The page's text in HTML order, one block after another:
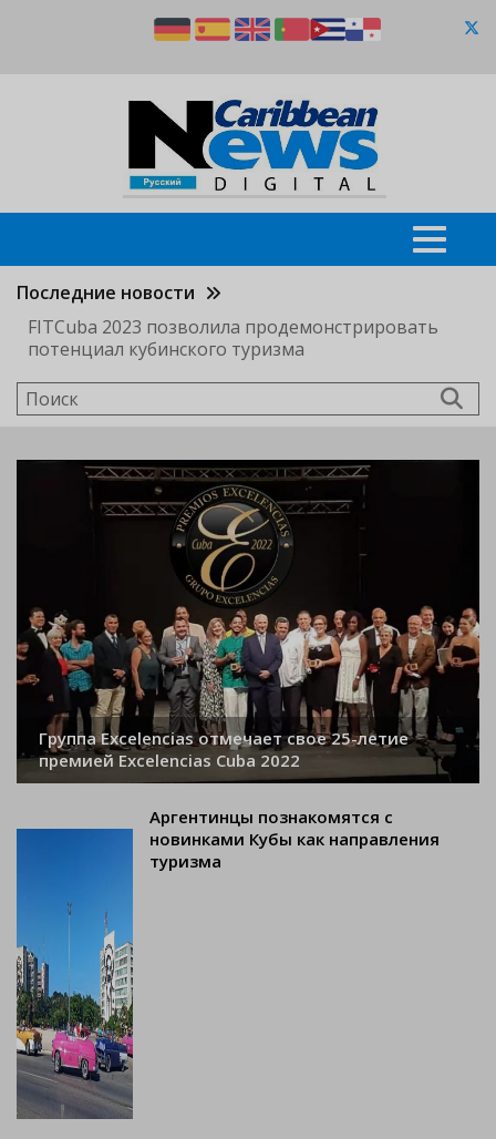
Последние новости
FITCuba 2023 позволила продемонстрировать
потенциал кубинского туризма
Поиск
Группа Excelencias отмечает свое 25-летие
премией Excelencias Cuba 2022
Аргентинцы познакомятся с
новинками Кубы как направления
туризма